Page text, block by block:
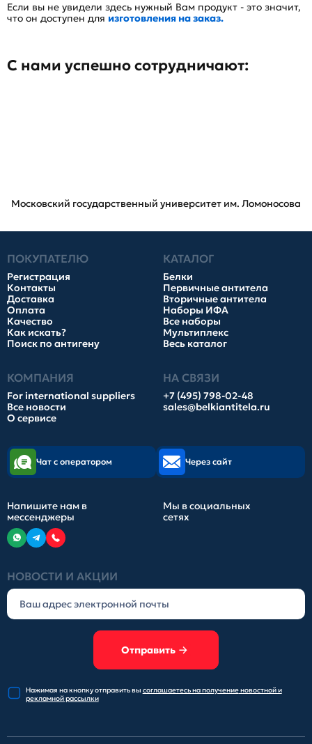
Если вы не увидели здесь нужный Вам продукт - это значит,
что он доступен для изготовления на заказ.
С нами успешно сотрудничают:
Московский государственный университет им. Ломоносова
ПОКУПАТЕЛЮ
Регистрация
Контакты
Доставка
Оплата
Качество
Как искать?
Поиск по антигену
КАТАЛОГ
Белки
Первичные антитела
Вторичные антитела
Наборы ИФА
Все наборы
Мультиплекс
Весь каталог
КОМПАНИЯ
For international suppliers
Все новости
О сервисе
НА СВЯЗИ
+7 (495) 798-02-48
sales@belkiantitela.ru
НОВОСТИ И АКЦИИ
Отправить
Нажимая на кнопку отправитьвы соглашаетесь на получениеновостной и
рекламной рассылки
Чат с оператором Через сайт
Напишите нам в
мессенджеры
Мы в социальных
сетях